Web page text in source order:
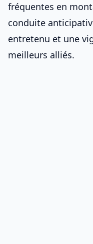
fréquentes en
conduite
entretenu et une
meilleurs alliés.